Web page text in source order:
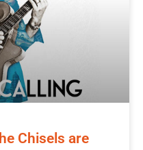
Chisels are